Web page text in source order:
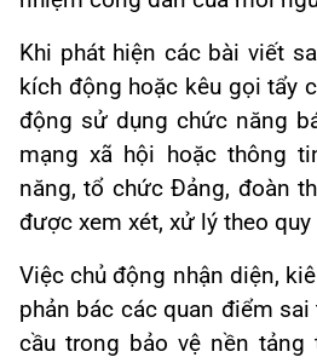
Khi phát hiện các bài viết
kích động hoặc kêu gọi tẩy
động sử dụng chức năng
mạng xã hội hoặc thông
năng, tổ chức Đảng, đoàn
được xem xét, xử lý theo quy
Việc chủ động nhận diện,
phản bác các quan điểm
cầu trong bảo vệ nền